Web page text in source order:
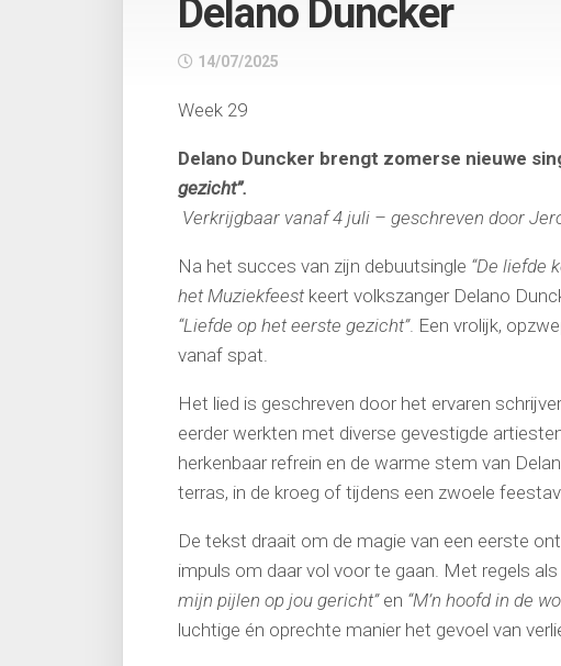
Delano Duncker
14/07/2025
Week 29
Delano Duncker brengt zomerse nieuwe
gezicht”.
Verkrijgbaar vanaf 4 juli – geschreven door
Na het succes van zijn debuutsingle “De liefde
het Muziekfeestkeert volkszanger Delano
“Liefde op het eerste gezicht”. Een vrolijk,
vanaf spat.
Het lied is geschreven door het ervaren
eerder werkten met diverse gevestigde
herkenbaar refrein en de warme stem van
terras, in de kroeg of tijdens een zwoele
De tekst draait om de magie van een eerste
impuls om daar vol voor te gaan. Met regels als
mijn pijlen op jou gericht”en “M’n hoofd in de
luchtige én oprechte manier het gevoel van